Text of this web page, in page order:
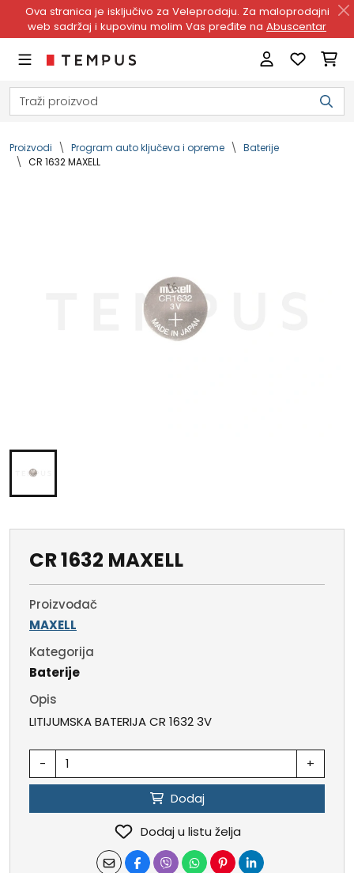
Ova stranica je isključivo za Veleprodaju. Za maloprodajni
web sadržaj i kupovinu molim Vas pređite na Abuscentar
Proizvodi Program auto ključeva i opreme
Baterije
CR 1632 MAXELL
CR 1632 MAXELL
Proizvođač
MAXELL
Kategorija
Baterije
Opis
LITIJUMSKA BATERIJA CR 1632 3V
- +
Dodaj
Dodaj u listu želja